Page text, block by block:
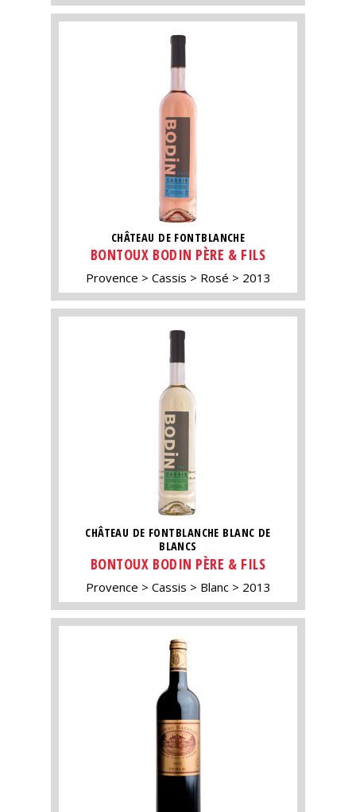
CHÂTEAU DE FONTBLANCHE
BONTOUX BODIN PÈRE & FILS
Provence Cassis Rosé 2013
CHÂTEAU DE FONTBLANCHE BLANC DE
BLANCS
BONTOUX BODIN PÈRE & FILS
Provence Cassis Blanc 2013